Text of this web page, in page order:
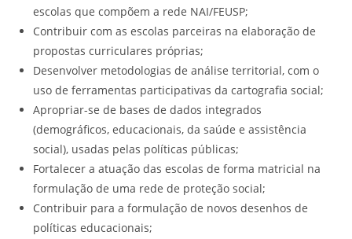
escolas que compõem a rede NAI/FEUSP;
Contribuir com as escolas parceiras na elaboração de
propostas curriculares próprias;
Desenvolver metodologias de análise territorial, com o
uso de ferramentas participativas da cartografia social;
Apropriar-se de bases de dados integrados
(demográficos, educacionais, da saúde e assistência
social), usadas pelas políticas públicas;
Fortalecer a atuação das escolas de forma matricial na
formulação de uma rede de proteção social;
Contribuir para a formulação de novos desenhos de
políticas educacionais;